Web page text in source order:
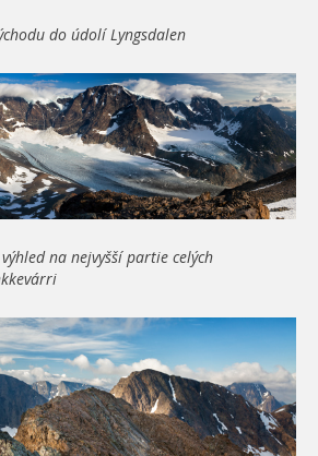
do údolí Lyngsdalen
na nejvyšší partie celých